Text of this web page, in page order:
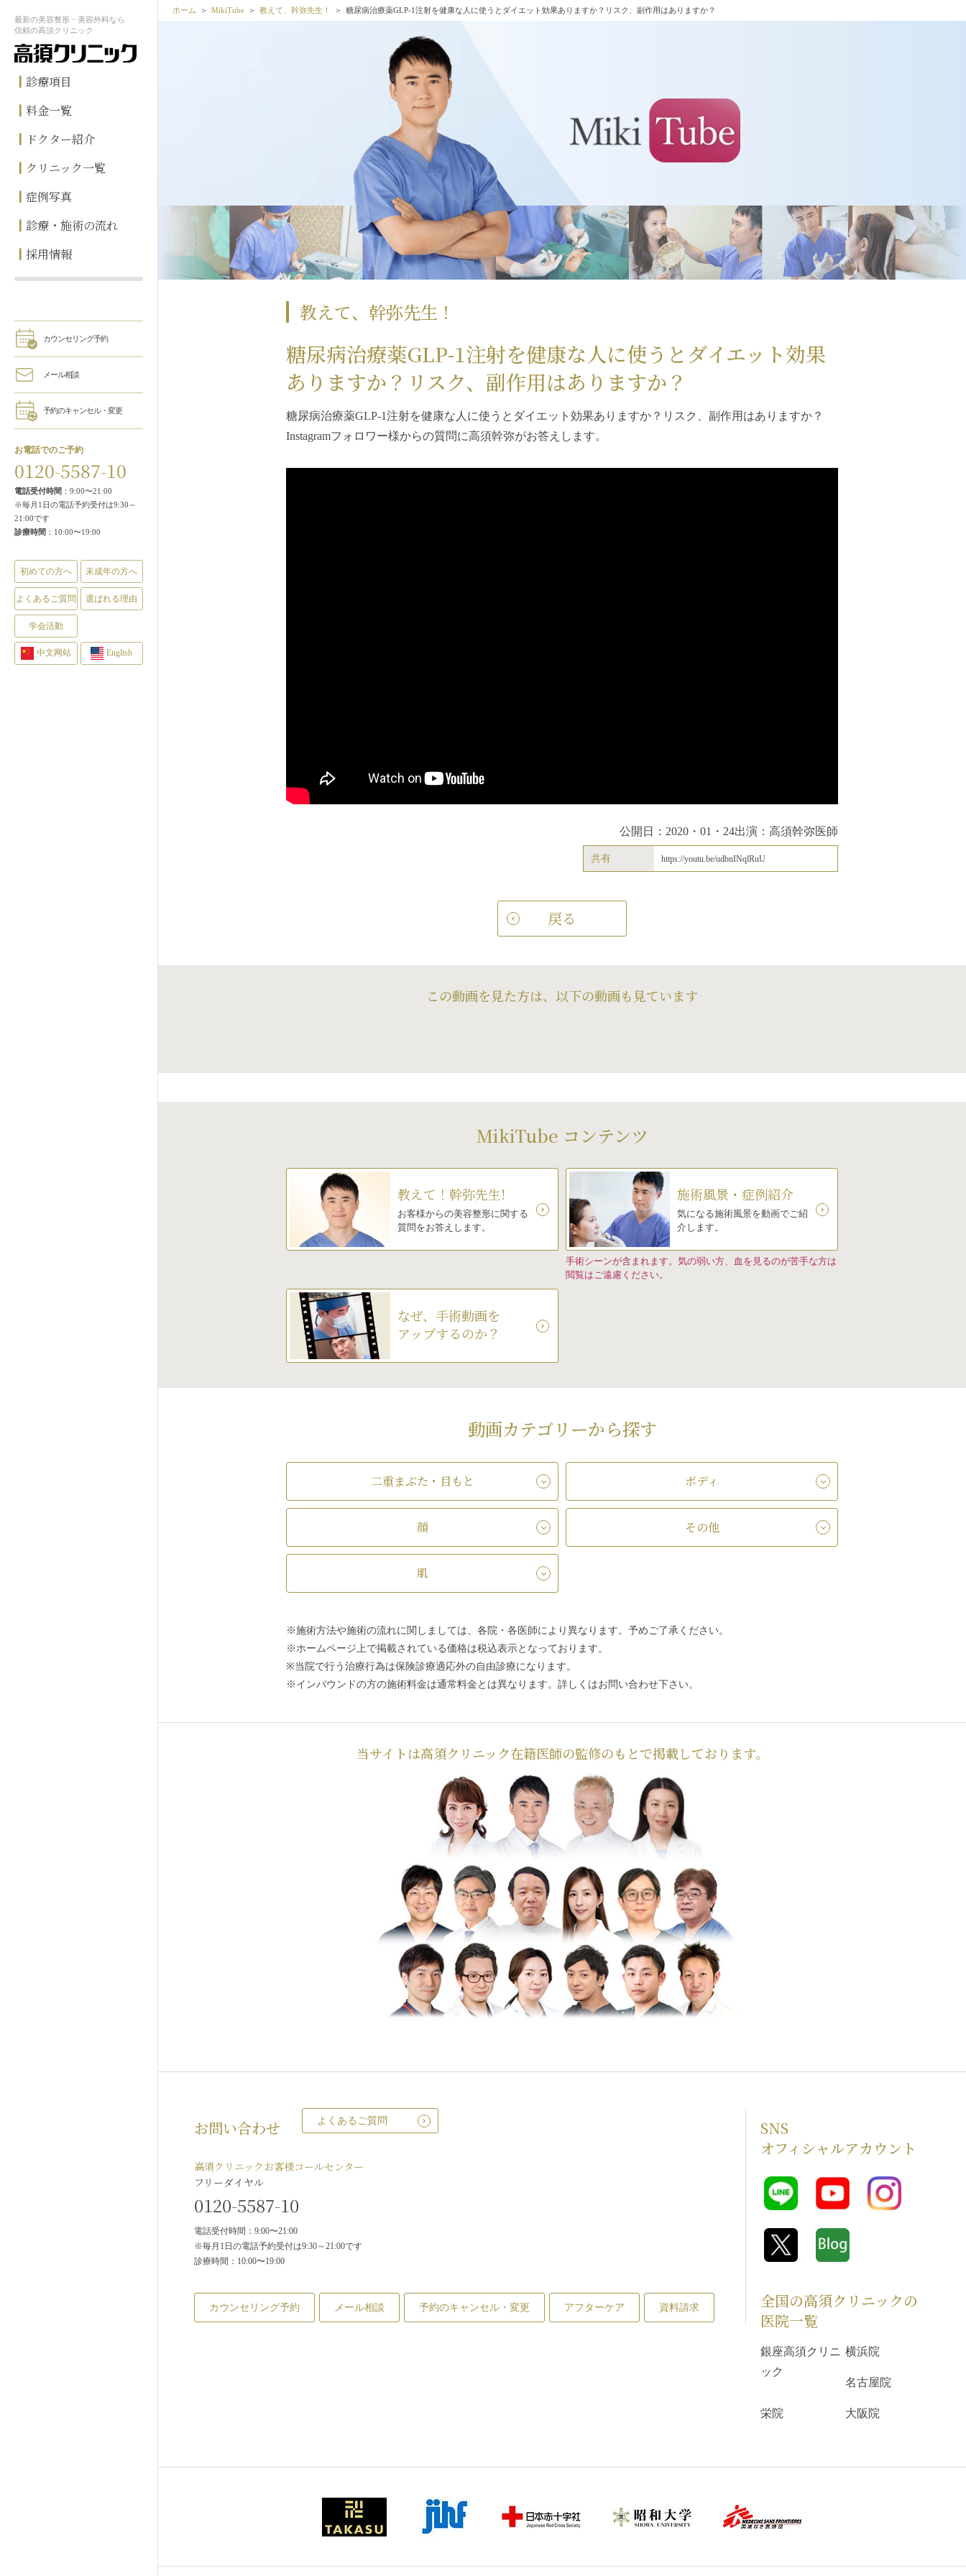
最新の美容整形・美容外科なら
信頼の高須クリニック
診療項目
料金一覧
ドクター紹介
クリニック一覧
症例写真
診療・施術の流れ
採用情報
カウンセリング予約
メール相談
予約のキャンセル・変更
お電話でのご予約
0120-5587-10
電話受付時間 ：9:00〜21:00
※毎月1日の電話予約受付は9:30～
21:00です
診療時間 ：10:00〜19:00
初めての方へ 未成年の方へ
よくあるご質問 選ばれる理由
学会活動
中文网站 English
ホーム MikiTube 教えて、幹弥先生！ 糖尿病治療薬GLP-1注射を健康な人に使うとダイエット効果ありますか？リスク、副作用はありますか？
教えて、幹弥先生！
糖尿病治療薬GLP-1注射を健康な人に使うとダイエット効果
ありますか？リスク、副作用はありますか？
糖尿病治療薬GLP-1注射を健康な人に使うとダイエット効果ありますか？リスク、副作用はありますか？
Instagramフォロワー様からの質問に高須幹弥がお答えします。
公開日：2020・01・24出演：高須幹弥医師
共有 https://youtu.be/udbnINqlRuU
戻る
この動画を見た方は、以下の動画も見ています
MikiTube コンテンツ
教えて！幹弥先生!
お客様からの美容整形に関する
質問をお答えします。
施術風景・症例紹介
気になる施術風景を動画でご紹
介します。
手術シーンが含まれます。気の弱い方、血を見るのが苦手な方は
閲覧はご遠慮ください。
なぜ、手術動画を
アップするのか？
動画カテゴリーから探す
二重まぶた・目もと
顔
肌
ボディ
その他
※施術方法や施術の流れに関しましては、各院・各医師により異なります。予めご了承ください。
※ホームページ上で掲載されている価格は税込表示となっております。
※当院で行う治療行為は保険診療適応外の自由診療になります。
※インバウンドの方の施術料金は通常料金とは異なります。詳しくはお問い合わせ下さい。
当サイトは高須クリニック在籍医師の監修のもとで掲載しております。
お問い合わせ よくあるご質問
高須クリニックお客様コールセンター
フリーダイヤル
0120-5587-10
電話受付時間：9:00〜21:00
※毎月1日の電話予約受付は9:30～21:00です
診療時間：10:00〜19:00
カウンセリング予約 メール相談 予約のキャンセル・変更 アフターケア 資料請求
SNS
オフィシャルアカウント
全国の高須クリニックの
医院一覧
銀座高須クリニ
ック
横浜院
名古屋院
栄院 大阪院